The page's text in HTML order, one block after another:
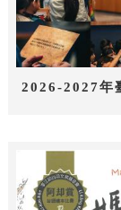
2026-2027年